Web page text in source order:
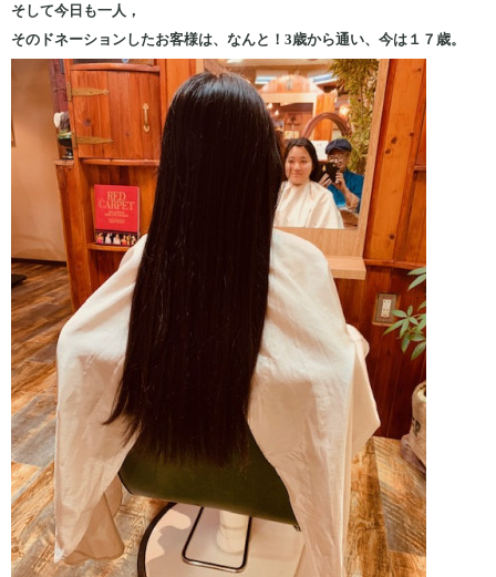
そして今日も一人，
そのドネーションしたお客様は、なんと！3歳から通い、今は１７歳。